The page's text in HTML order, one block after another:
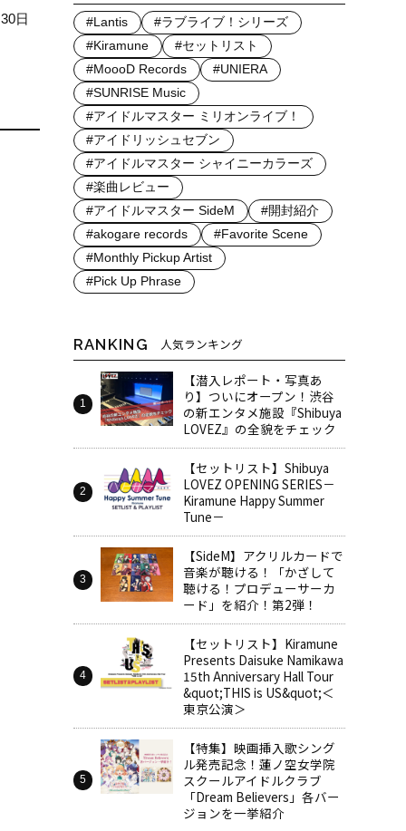
日 #Lantis
#ラブライブ！シリーズ
#Kiramune
#セットリスト
#MoooD Records
#UNIERA
#SUNRISE Music
#アイドルマスター ミリオンライブ！
#アイドリッシュセブン
#アイドルマスター シャイニーカラーズ
#楽曲レビュー
#アイドルマスター SideM
#開封紹介
#akogare records
#Favorite Scene
#Monthly Pickup Artist
#Pick Up Phrase
RANKING 人気ランキング
【潜入レポート・写真あ
り】ついにオープン！渋谷
の新エンタメ施設『Shibuya
LOVEZ』の全貌をチェック
【セットリスト】Shibuya
LOVEZ OPENING SERIES－
Kiramune Happy Summer
Tune－
【SideM】アクリルカードで
音楽が聴ける！「かざして
聴ける！プロデューサーカ
ード」を紹介！第2弾！
【セットリスト】Kiramune
Presents Daisuke Namikawa
15th Anniversary Hall Tour
&quot;THIS is US&quot;＜
東京公演＞
【特集】映画挿入歌シング
ル発売記念！蓮ノ空女学院
スクールアイドルクラブ
「Dream Believers」各バー
ジョンを一挙紹介